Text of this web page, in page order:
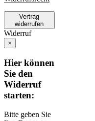
Vertrag
widerrufen
Widerruf
×
Hier können
Sie den
Widerruf
starten:
Bitte geben Sie